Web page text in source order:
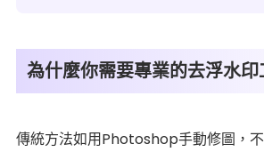
為什麼你需要專業的去浮水印
傳統方法如用Photoshop手動修圖，